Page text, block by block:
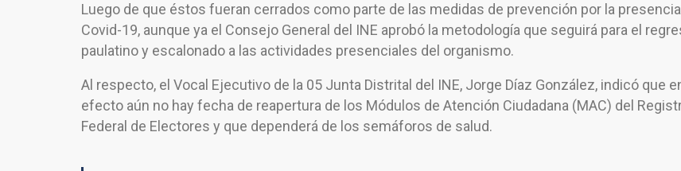
Luego de que éstos fueran cerrados como parte de las medidas de prevención por la presencia
Covid-19, aunque ya el Consejo General del INE aprobó la metodología que seguirá para el
paulatino y escalonado a las actividades presenciales del organismo.
Al respecto, el Vocal Ejecutivo de la 05 Junta Distrital del INE, Jorge Díaz González, indicó que
efecto aún no hay fecha de reapertura de los Módulos de Atención Ciudadana (MAC) del
Federal de Electores y que dependerá de los semáforos de salud.